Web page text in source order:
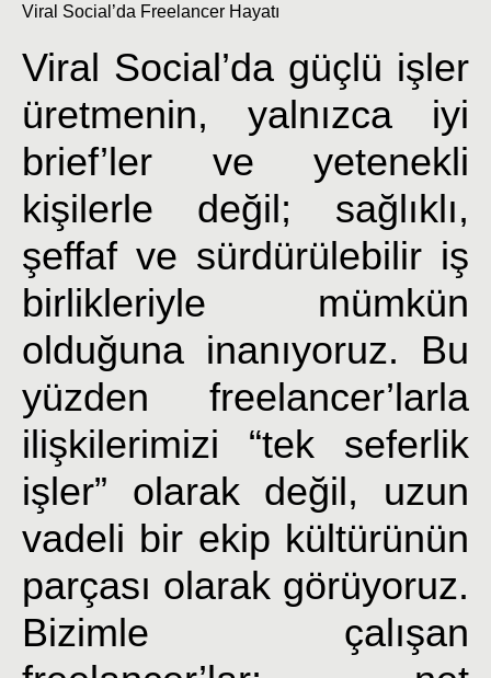
Viral Social’da Freelancer Hayatı
Viral Social’da güçlü işler
üretmenin, yalnızca iyi
brief’ler ve yetenekli
kişilerle değil; sağlıklı,
şeffaf ve sürdürülebilir iş
birlikleriyle mümkün
olduğuna inanıyoruz. Bu
yüzden freelancer’larla
ilişkilerimizi “tek seferlik
işler” olarak değil, uzun
vadeli bir ekip kültürünün
parçası olarak görüyoruz.
Bizimle çalışan